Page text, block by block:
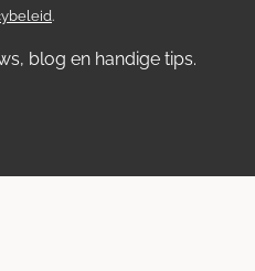
.
blog en handige tips.